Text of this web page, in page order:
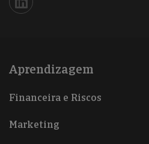
Iberinform en Linkedin
Aprendizagem
Financeira e Riscos
Marketing